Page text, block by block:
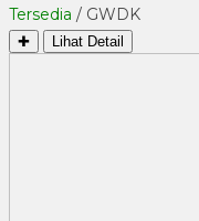
Tersedia / GWDK
✚ Lihat Detail